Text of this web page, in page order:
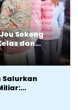
Sokong
dan
Salurkan
Korban